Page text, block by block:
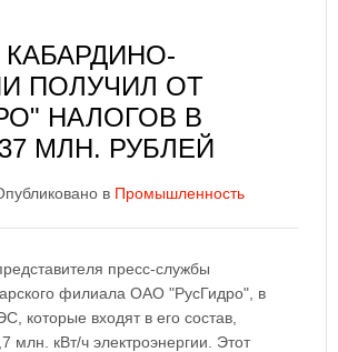
ПОЛУЧИЛ ОТ
НАЛОГОВ В
МЛН. РУБЛЕЙ
в Промышленность
пресс-службы
филиала ОАО "РусГидро", в
которые входят в его состав,
млн. кВт/ч электроэнергии. Этот